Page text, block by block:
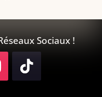
Sociaux !